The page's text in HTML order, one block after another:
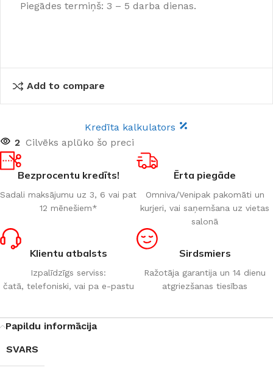
Piegādes termiņš: 3 – 5 darba dienas.
Add to compare
Kredīta kalkulators
2 Cilvēks aplūko šo preci
Bezprocentu kredīts!
Sadali maksājumu uz 3, 6 vai pat
12 mēnešiem*
Ērta piegāde
Omniva/Venipak pakomāti un
kurjeri, vai saņemšana uz vietas
salonā
Klientu atbalsts
Izpalīdzīgs serviss:
čatā, telefoniski, vai pa e-pastu
Sirdsmiers
Ražotāja garantija un 14 dienu
atgriezšanas tiesības
Papildu informācija
SVARS